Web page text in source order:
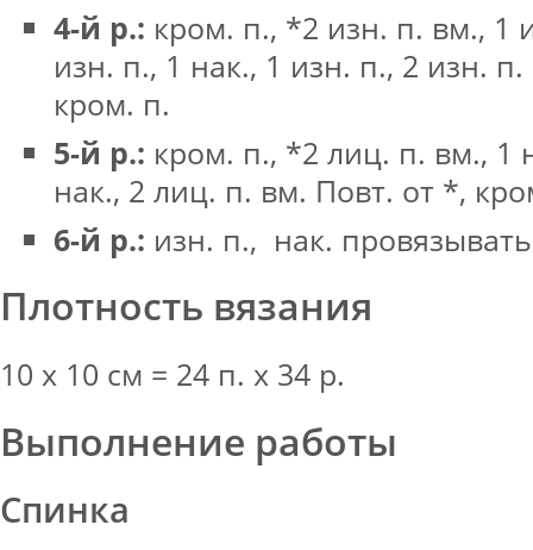
4-й р.: кром. п., *2 изн. п. вм., 1
изн. п., 1 нак., 1 изн. п., 2 изн.
кром. п.
5-й р.: кром. п., *2 лиц. п. вм., 1
нак., 2 лиц. п. вм. Повт. от *,
6-й р.: изн. п., нак.
Плотность вязания
10 х 10 см = 24 п. х 34 р.
Выполнение работы
Спинка